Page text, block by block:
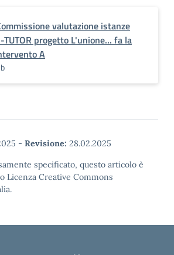
valutazione istanze
TUTOR progetto L'unione... fa la
A
- Revisione: 28.02.2025
specificato, questo articolo è
Licenza Creative Commons